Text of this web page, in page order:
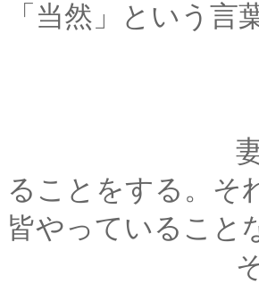
「当然」という
妻と、生ま
ることをする。そ
皆やっていること
それは、と